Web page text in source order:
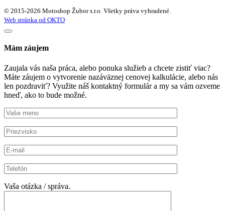
© 2015-2026 Motoshop Žubor s.r.o. Všetky práva vyhradené.
Web stránka od OKTO
Mám záujem
Zaujala vás naša práca, alebo ponuka služieb a chcete zistiť viac?
Máte záujem o vytvorenie nazáväznej cenovej kalkulácie, alebo nás
len pozdraviť? Využite náš kontaktný formulár a my sa vám ozveme
hneď, ako to bude možné.
Vaša otázka / správa.